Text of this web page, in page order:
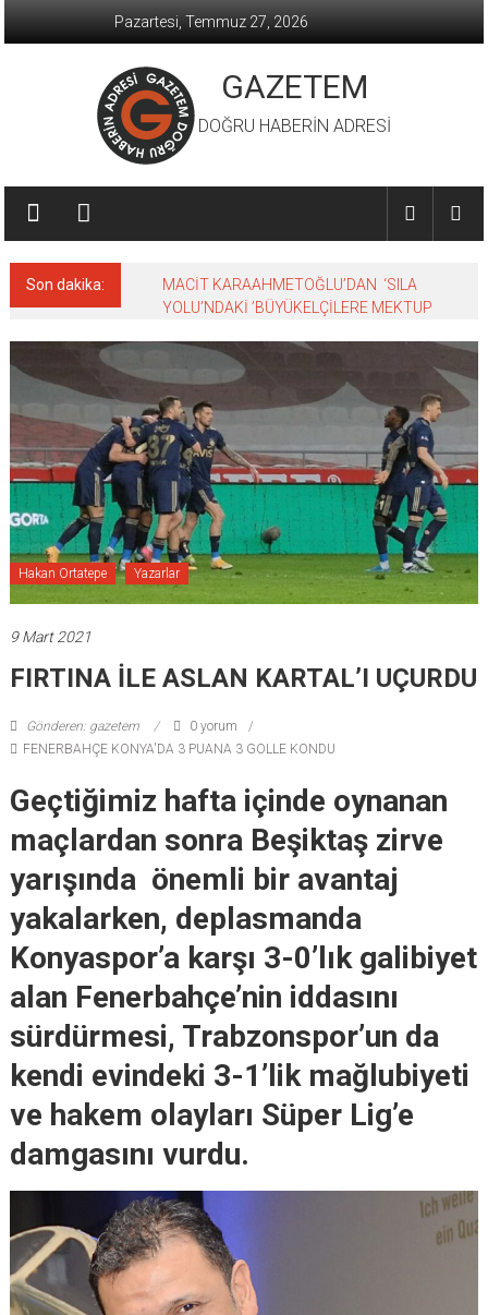
Pazartesi, Temmuz 27, 2026
GAZETEM
DOĞRU HABERİN ADRESİ
Son dakika:
MACİT KARAAHMETOĞLU’DAN ‘SILA
YOLU’NDAKİ ’BÜYÜKELÇİLERE MEKTUP
Hakan Ortatepe Yazarlar
9 Mart 2021
FIRTINA İLE ASLAN KARTAL’I UÇURDU
Gönderen: gazetem
0 yorum
FENERBAHÇE KONYA'DA 3 PUANA 3 GOLLE KONDU
Geçtiğimiz hafta içinde oynanan
maçlardan sonra Beşiktaş zirve
yarışında önemli bir avantaj
yakalarken, deplasmanda
Konyaspor’a karşı 3-0’lık galibiyet
alan Fenerbahçe’nin iddasını
sürdürmesi, Trabzonspor’un da
kendi evindeki 3-1’lik mağlubiyeti
ve hakem olayları Süper Lig’e
damgasını vurdu.